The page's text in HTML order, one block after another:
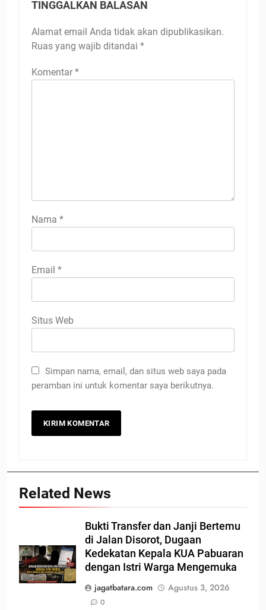
TINGGALKAN BALASAN
Alamat email Anda tidak akan dipublikasikan.
Ruas yang wajib ditandai *
Komentar *
Nama *
Email *
Situs Web
Simpan nama, email, dan situs web saya pada
peramban ini untuk komentar saya berikutnya.
Related News
Bukti Transfer dan Janji Bertemu
di Jalan Disorot, Dugaan
Kedekatan Kepala KUA Pabuaran
dengan Istri Warga Mengemuka
jagatbatara.com
Agustus 3, 2026
0